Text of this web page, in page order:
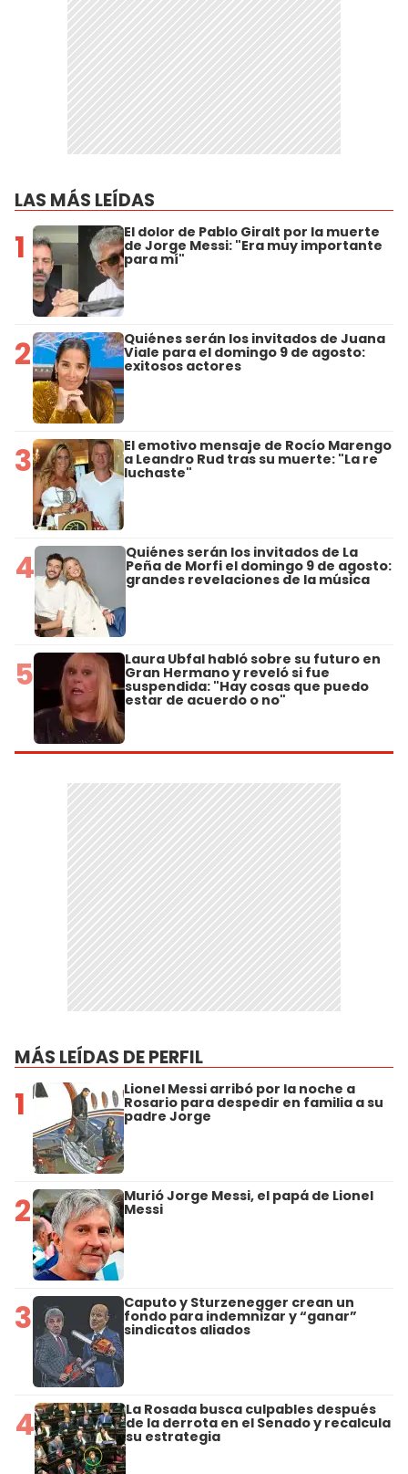
LAS MÁS LEÍDAS
1 El dolor de Pablo Giralt por la muerte
de Jorge Messi: "Era muy importante
para mí"
2 Quiénes serán los invitados de Juana
Viale para el domingo 9 de agosto:
exitosos actores
3 El emotivo mensaje de Rocío Marengo
a Leandro Rud tras su muerte: "La re
luchaste"
4 Quiénes serán los invitados de La
Peña de Morfi el domingo 9 de agosto:
grandes revelaciones de la música
5 Laura Ubfal habló sobre su futuro en
Gran Hermano y reveló si fue
suspendida: "Hay cosas que puedo
estar de acuerdo o no"
MÁS LEÍDAS DE PERFIL
1 Lionel Messi arribó por la noche a
Rosario para despedir en familia a su
padre Jorge
2 Murió Jorge Messi, el papá de Lionel
Messi
3 Caputo y Sturzenegger crean un
fondo para indemnizar y “ganar”
sindicatos aliados
4 La Rosada busca culpables después
de la derrota en el Senado y recalcula
su estrategia